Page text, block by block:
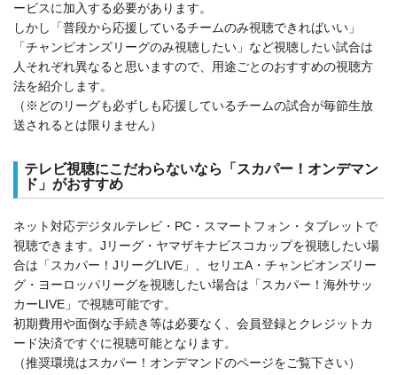
ービスに加入する必要があります。
しかし「普段から応援しているチームのみ視聴できればいい」
「チャンピオンズリーグのみ視聴したい」など視聴したい試合は
人それぞれ異なると思いますので、用途ごとのおすすめの視聴方
法を紹介します。
（※どのリーグも必ずしも応援しているチームの試合が毎節生放
送されるとは限りません）
テレビ視聴にこだわらないなら「スカパー！オンデマン
ド」がおすすめ
ネット対応デジタルテレビ・PC・スマートフォン・タブレットで
視聴できます。Jリーグ・ヤマザキナビスコカップを視聴したい場
合は「スカパー！JリーグLIVE」、セリエA・チャンピオンズリー
グ・ヨーロッパリーグを視聴したい場合は「スカパー！海外サッ
カーLIVE」で視聴可能です。
初期費用や面倒な手続き等は必要なく、会員登録とクレジットカ
ード決済ですぐに視聴可能となります。
（推奨環境はスカパー！オンデマンドのページをご覧下さい）